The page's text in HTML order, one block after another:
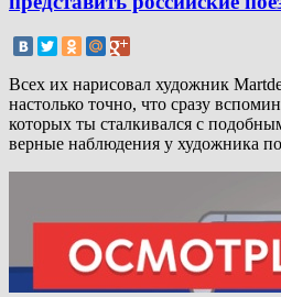
Всех их нарисовал художник
настолько точно, что сразу
которых ты сталкивался с
верные наблюдения у художника